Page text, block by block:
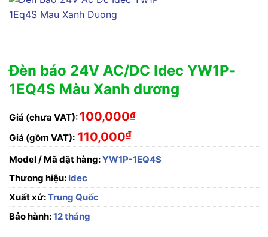
Đèn báo 24V AC/DC Idec YW1P-
1EQ4S Màu Xanh dương
Giá (chưa VAT): 100,000₫
Giá (gồm VAT): 110,000₫
Model / Mã đặt hàng:YW1P-1EQ4S
Thương hiệu: Idec
Xuất xứ:Trung Quốc
Bảo hành:12 tháng